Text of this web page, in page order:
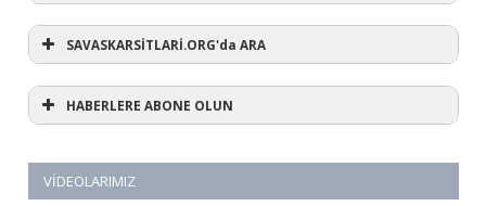
SAVASKARSİTLARİ.ORG'da ARA
HABERLERE ABONE OLUN
VIDEOLARIMIZ